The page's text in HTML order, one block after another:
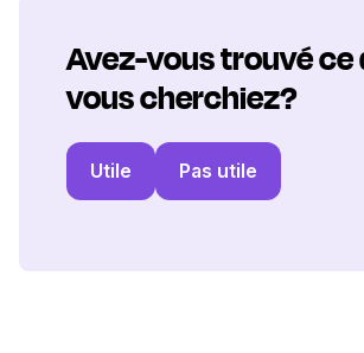
Avez-vous trouvé ce
vous cherchiez?
Utile Pas utile